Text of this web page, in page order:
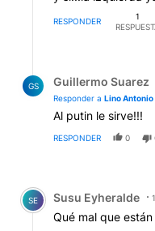
RESPONDER
1
GS Guillermo Suarez
Responder a Lino
Al putin le sirve!!!
RESPONDER 0
Comentario de Susu
SE Susu Eyheralde
Qué mal que